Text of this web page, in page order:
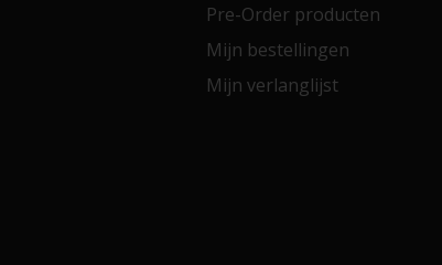
Pre-Order producten
Mijn bestellingen
Mijn verlanglijst